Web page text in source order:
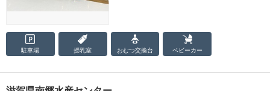
駐車場 授乳室 おむつ交換台 ベビーカー